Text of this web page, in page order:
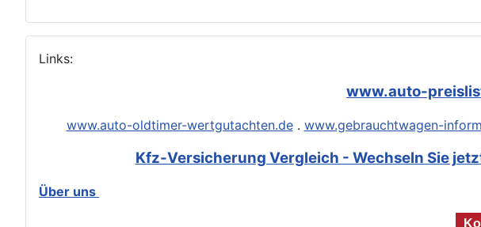
Links:
www.auto-
www.auto-oldtimer-wertgutachten.de. www.gebrauchtwagen-
Kfz-Versicherung Vergleich - Wechseln Sie
Über uns